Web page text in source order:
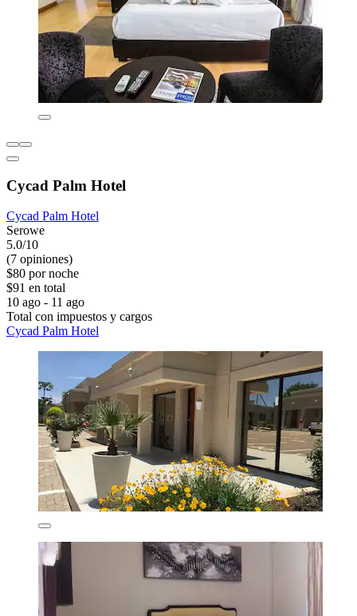
Cycad Palm Hotel
Cycad Palm Hotel
Serowe
5.0/10
(7 opiniones)
$80 por noche
$91 en total
10 ago - 11 ago
Total con impuestos y cargos
Cycad Palm Hotel